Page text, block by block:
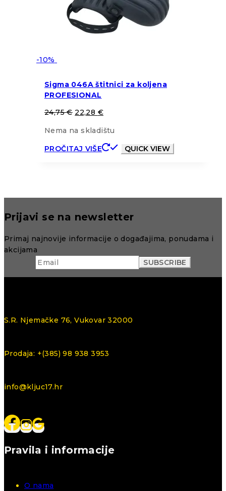
-10%
Sigma 046A štitnici za koljena
PROFESIONAL
24,75€ 22,28 €
Nema na skladištu
PROČITAJ VIŠE
QUICK VIEW
Prijavi se na newsletter
Primaj najnovije informacije o događajima, ponudama i
akcijama
S.R. Njemačke 76, Vukovar 32000
Prodaja: +(385) 98 938 3953
info@kljuc17.hr
Pravila i informacije
O nama